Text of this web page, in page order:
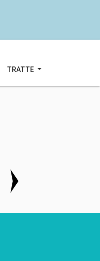
TRATTE